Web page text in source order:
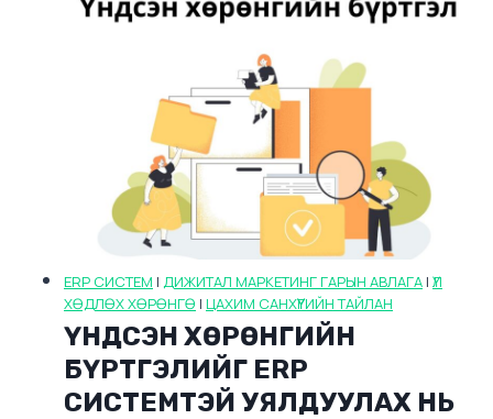
ERP СИСТЕМ | ДИЖИТАЛ МАРКЕТИНГ ГАРЫН АВЛАГА | ҮЛ
ХӨДЛӨХ ХӨРӨНГӨ | ЦАХИМ САНХҮҮГИЙН ТАЙЛАН
ҮНДСЭН ХӨРӨНГИЙН
БҮРТГЭЛИЙГ ERP
СИСТЕМТЭЙ УЯЛДУУЛАХ НЬ